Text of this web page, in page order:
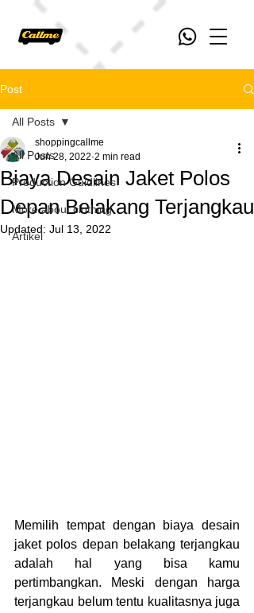
Post
All Posts
Production Guidlines
More about clothing
Artikel
All Posts
Biaya Desain Jaket Polos
Depan Belakang Terjangkau
shoppingcallme
Jun 28, 2022 2 min read
Updated: Jul 13, 2022
Memilih tempat dengan biaya desain
jaket polos depan belakang terjangkau
adalah hal yang bisa kamu
pertimbangkan. Meski dengan harga
terjangkau belum tentu kualitasnya juga